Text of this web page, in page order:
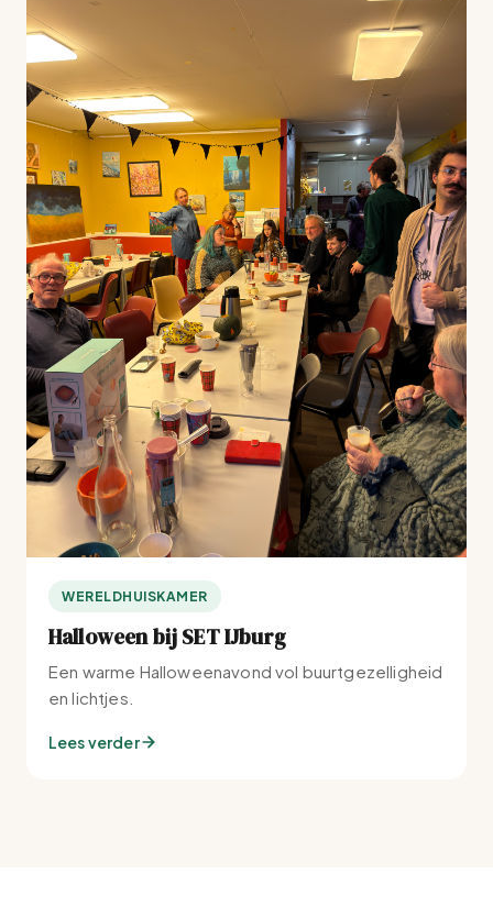
WERELDHUISKAMER
Halloween bij SET IJburg
Een warme Halloweenavond vol buurtgezelligheid
en lichtjes.
Lees verder